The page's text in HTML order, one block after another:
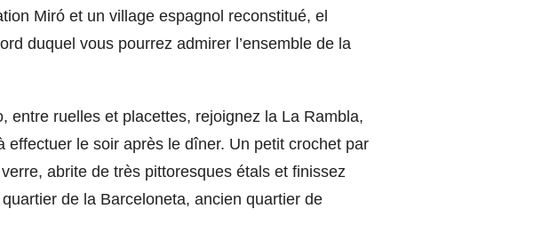
Miró et un village espagnol reconstitué, el
duquel vous pourrez admirer l’ensemble de la
entre ruelles et placettes, rejoignez la La Rambla,
effectuer le soir après le dîner. Un petit crochet par
abrite de très pittoresques étals et finissez
de la Barceloneta, ancien quartier de